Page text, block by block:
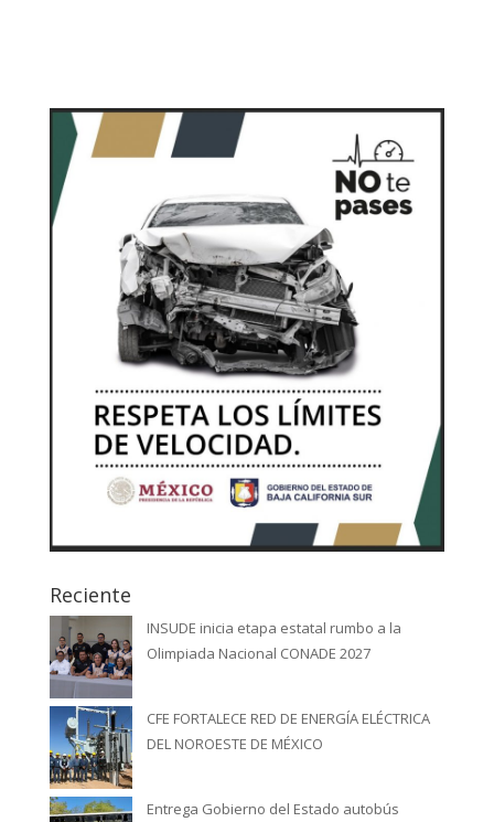
Reciente
INSUDE inicia etapa estatal rumbo a la
Olimpiada Nacional CONADE 2027
CFE FORTALECE RED DE ENERGÍA ELÉCTRICA
DEL NOROESTE DE MÉXICO
Entrega Gobierno del Estado autobús